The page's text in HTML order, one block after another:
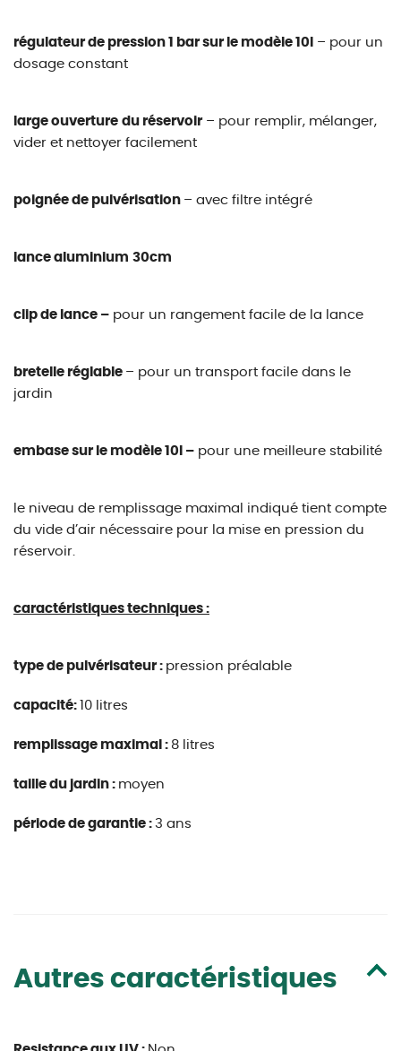
régulateur de pression 1 bar sur le modèle 10l
– pour un
dosage constant
large ouverture du réservoir– pour remplir, mélanger,
vider et nettoyer facilement
poignée de pulvérisation – avec filtre intégré
lance aluminium 30cm
clip de lance – pour un rangement facile de la lance
bretelle réglable – pour un transport facile dans le
jardin
embase sur le modèle 10l – pour une meilleure stabilité
le niveau de remplissage maximal indiqué tient compte
du vide d’air nécessaire pour la mise en pression du
réservoir.
caractéristiques techniques :
type de pulvérisateur : pression préalable
capacité: 10 litres
remplissage maximal : 8 litres
taille du jardin : moyen
période de garantie : 3 ans
Autres caractéristiques